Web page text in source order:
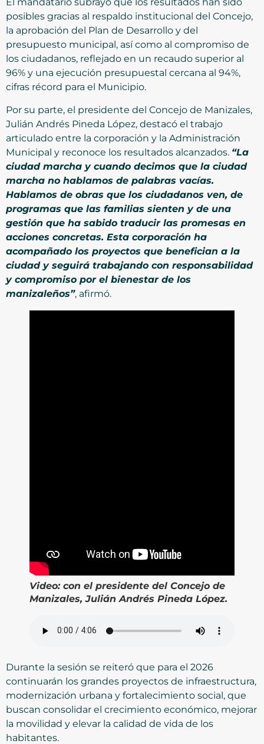
El mandatario subrayó que los resultados han sido
posibles gracias al respaldo institucional del Concejo,
la aprobación del Plan de Desarrollo y del
presupuesto municipal, así como al compromiso de
los ciudadanos, reflejado en un recaudo superior al
96% y una ejecución presupuestal cercana al 94%,
cifras récord para el Municipio.
Por su parte, el presidente del Concejo de Manizales,
Julián Andrés Pineda López, destacó el trabajo
articulado entre la corporación y la Administración
Municipal y reconoce los resultados alcanzados. “La
ciudad marcha y cuando decimos que la ciudad
marcha no hablamos de palabras vacías.
Hablamos de obras que los ciudadanos ven, de
programas que las familias sienten y de una
gestión que ha sabido traducir las promesas en
acciones concretas. Esta corporación ha
acompañado los proyectos que benefician a la
ciudad y seguirá trabajando con responsabilidad
y compromiso por el bienestar de los
manizaleños”, afirmó.
Video: con el presidente del Concejo de
Manizales, Julián Andrés Pineda López.
Durante la sesión se reiteró que para el 2026
continuarán los grandes proyectos de infraestructura,
modernización urbana y fortalecimiento social, que
buscan consolidar el crecimiento económico, mejorar
la movilidad y elevar la calidad de vida de los
habitantes.